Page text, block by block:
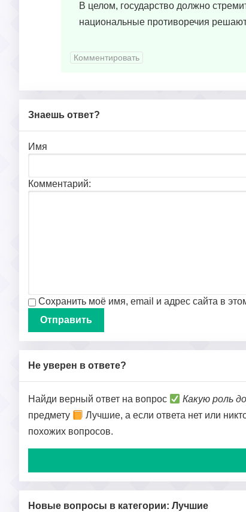
В целом, государство должно
национальные противоречия
Комментировать
Знаешь ответ?
Имя
Комментарий:
Сохранить моё имя, email и адрес сайта в
Не уверен в ответе?
Найди верный ответ на вопрос Какую роль
предмету
Лучшие, а если ответа нет или
похожих вопросов.
Новые вопросы в категории: Лучшие